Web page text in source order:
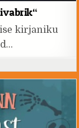
kirjaniku